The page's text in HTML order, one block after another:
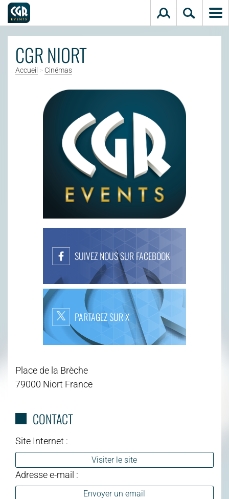
CGR NIORT
Accueil > Cinémas
SUIVEZ NOUS SUR FACEBOOK
PARTAGEZ SUR X
Place de la Brèche
79000 Niort France
CONTACT
Site Internet :
Visiter le site
Adresse e-mail :
Envoyer un email